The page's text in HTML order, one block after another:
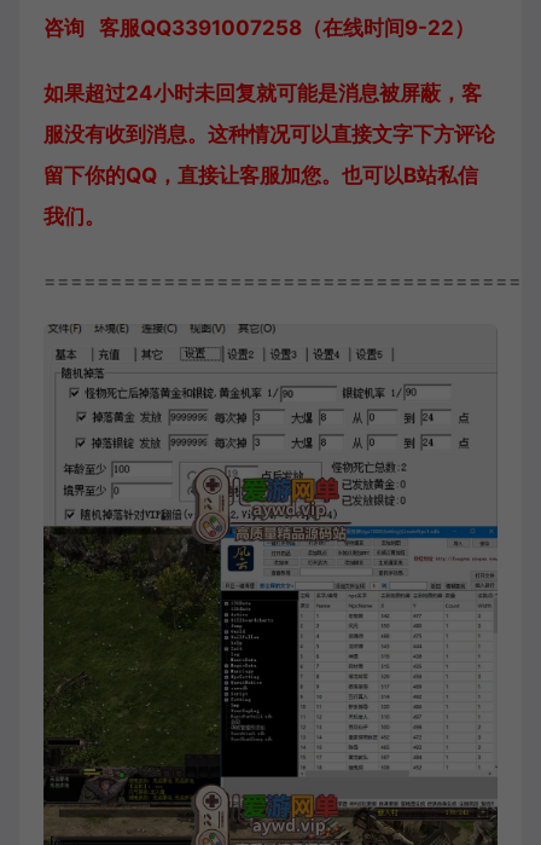
咨询 客服QQ3391007258（在线时间9-22）
如果超过24小时未回复就可能是消息被屏蔽，客
服没有收到消息。这种情况可以直接文字下方评论
留下你的QQ，直接让客服加您。也可以B站私信
我们。